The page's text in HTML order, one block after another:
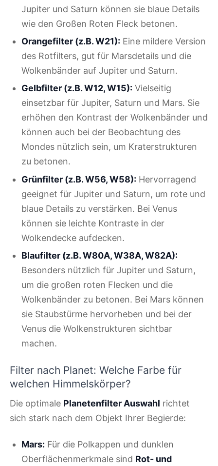
Jupiter und Saturn können sie blaue Details
wie den Großen Roten Fleck betonen.
Orangefilter (z.B. W21): Eine mildere Version
des Rotfilters, gut für Marsdetails und die
Wolkenbänder auf Jupiter und Saturn.
Gelbfilter (z.B. W12, W15): Vielseitig
einsetzbar für Jupiter, Saturn und Mars. Sie
erhöhen den Kontrast der Wolkenbänder und
können auch bei der Beobachtung des
Mondes nützlich sein, um Kraterstrukturen
zu betonen.
Grünfilter (z.B. W56, W58): Hervorragend
geeignet für Jupiter und Saturn, um rote und
blaue Details zu verstärken. Bei Venus
können sie leichte Kontraste in der
Wolkendecke aufdecken.
Blaufilter (z.B. W80A, W38A, W82A):
Besonders nützlich für Jupiter und Saturn,
um die großen roten Flecken und die
Wolkenbänder zu betonen. Bei Mars können
sie Staubstürme hervorheben und bei der
Venus die Wolkenstrukturen sichtbar
machen.
Filter nach Planet: Welche Farbe für
welchen Himmelskörper?
Die optimale Planetenfilter Auswahl richtet
sich stark nach dem Objekt Ihrer Begierde:
Mars: Für die Polkappen und dunklen
Oberflächenmerkmale sind Rot- und